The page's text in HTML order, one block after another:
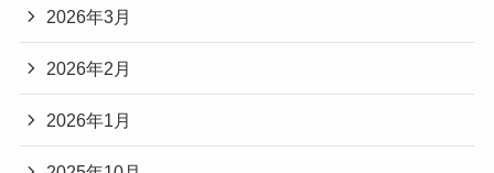
2026年3月
2026年2月
2026年1月